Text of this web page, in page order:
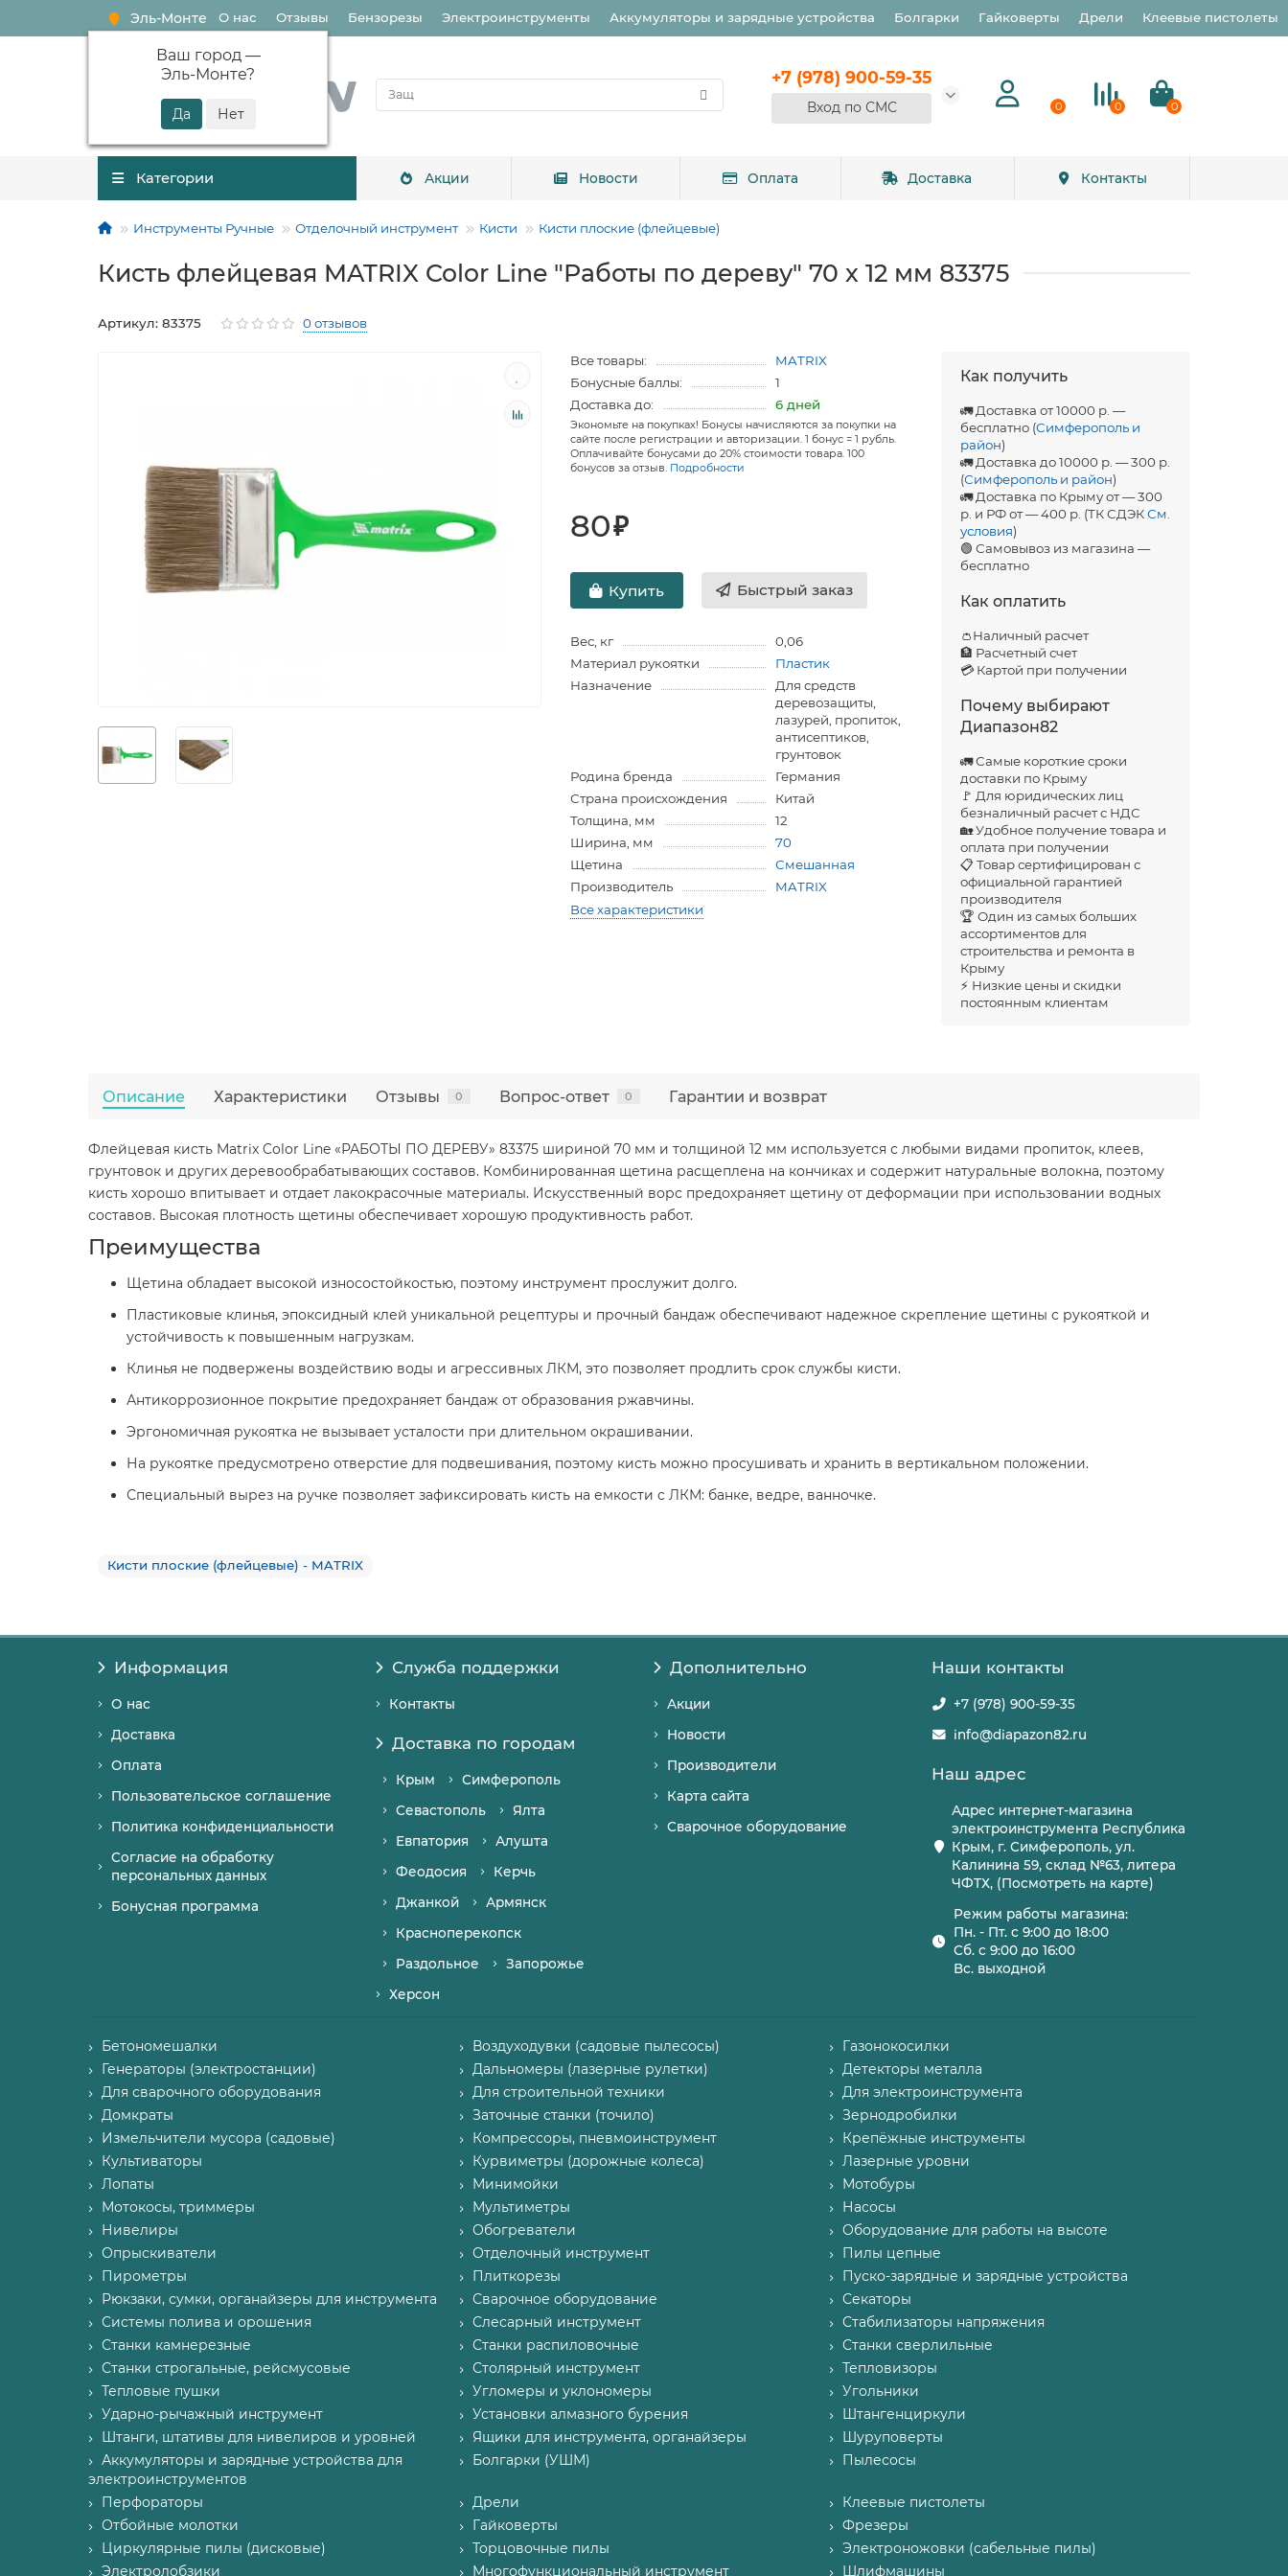
Эль-Монте
Ваш город —
Эль-Монте?
О нас Отзывы Бензорезы Электроинструменты Аккумуляторы и зарядные устройства Болгарки Гайковерты Дрели Клеевые пистолеты
+7 (978) 900-59-35
Вход по СМС 0 0 0
Категории Акции Новости Оплата Доставка Контакты
Инструменты Ручные Отделочный инструмент Кисти Кисти плоские (флейцевые)
Кисть флейцевая MATRIX Color Line "Работы по дереву" 70 х 12 мм 83375
Артикул: 83375 0 отзывов
Все товары:
MATRIX
Бонусные баллы:
1
Доставка до:
6 дней
Экономьте на покупках! Бонусы начисляются за покупки на
сайте после регистрации и авторизации. 1 бонус = 1 рубль.
Оплачивайте бонусами до 20% стоимости товара. 100
бонусов за отзыв. Подробности
80₽
Купить Быстрый заказ
Вес, кг
0,06
Материал рукоятки
Пластик
Назначение
Для средств
деревозащиты,
лазурей, пропиток,
антисептиков,
грунтовок
Родина бренда
Германия
Страна происхождения
Китай
Толщина, мм
12
Ширина, мм
70
Щетина
Смешанная
Производитель
MATRIX
Все характеристики
Как получить
🚛 Доставка от 10000 р. —
бесплатно (Симферополь и
район)
🚛 Доставка до 10000 р. — 300 р.
(Симферополь и район)
🚛 Доставка по Крыму от — 300
р. и РФ от — 400 р. (ТК СДЭКСм.
условия)
🟢 Самовывоз из магазина —
бесплатно
Как оплатить
👛Наличный расчет
🏦 Расчетный счет
💳 Картой при получении
Почему выбирают
Диапазон82
🚛 Самые короткие сроки
доставки по Крыму
🚩 Для юридических лиц
безналичный расчет с НДС
🏡 Удобное получение товара и
оплата при получении
📋 Товар сертифицирован с
официальной гарантией
производителя
🏆 Один из самых больших
ассортиментов для
строительства и ремонта в
Крыму
⚡ Низкие цены и скидки
постоянным клиентам
Описание Характеристики Отзывы 0 Вопрос-ответ 0 Гарантии и возврат
Флейцевая кисть Matrix Color Line «РАБОТЫ ПО ДЕРЕВУ» 83375 шириной 70 мм и толщиной 12 мм используется с любыми видами пропиток, клеев,
грунтовок и других деревообрабатывающих составов. Комбинированная щетина расщеплена на кончиках и содержит натуральные волокна, поэтому
кисть хорошо впитывает и отдает лакокрасочные материалы. Искусственный ворс предохраняет щетину от деформации при использовании водных
составов. Высокая плотность щетины обеспечивает хорошую продуктивность работ.
Преимущества
Щетина обладает высокой износостойкостью, поэтому инструмент прослужит долго.
Пластиковые клинья, эпоксидный клей уникальной рецептуры и прочный бандаж обеспечивают надежное скрепление щетины с рукояткой и
устойчивость к повышенным нагрузкам.
Клинья не подвержены воздействию воды и агрессивных ЛКМ, это позволяет продлить срок службы кисти.
Антикоррозионное покрытие предохраняет бандаж от образования ржавчины.
Эргономичная рукоятка не вызывает усталости при длительном окрашивании.
На рукоятке предусмотрено отверстие для подвешивания, поэтому кисть можно просушивать и хранить в вертикальном положении.
Специальный вырез на ручке позволяет зафиксировать кисть на емкости с ЛКМ: банке, ведре, ванночке.
Кисти плоские (флейцевые) - MATRIX
Информация
О нас
Доставка
Оплата
Пользовательское соглашение
Политика конфиденциальности
Согласие на обработку
персональных данных
Бонусная программа
Служба поддержки
Контакты
Доставка по городам
Крым
Симферополь
Севастополь
Ялта
Евпатория
Алушта
Феодосия
Керчь
Джанкой
Армянск
Красноперекопск
Раздольное
Запорожье
Херсон
Дополнительно
Акции
Новости
Производители
Карта сайта
Сварочное оборудование
Наши контакты
+7 (978) 900-59-35
info@diapazon82.ru
Наш адрес
Адрес интернет-магазина
электроинструмента Республика
Крым, г. Симферополь, ул.
Калинина 59, склад №63, литера
ЧФТХ, (Посмотреть на карте)
Режим работы магазина:
Пн. - Пт. с 9:00 до 18:00
Сб. с 9:00 до 16:00
Вс. выходной
Бетономешалки Воздуходувки (садовые пылесосы)
Газонокосилки
Генераторы (электростанции)
Дальномеры (лазерные рулетки)
Детекторы металла
Для сварочного оборудования
Для строительной техники
Для электроинструмента
Домкраты
Заточные станки (точило)
Зернодробилки
Измельчители мусора (садовые)
Компрессоры, пневмоинструмент
Крепёжные инструменты
Культиваторы
Курвиметры (дорожные колеса)
Лазерные уровни
Лопаты
Минимойки
Мотобуры
Мотокосы, триммеры
Мультиметры
Насосы
Нивелиры
Обогреватели
Оборудование для работы на высоте
Опрыскиватели
Отделочный инструмент
Пилы цепные
Пирометры
Плиткорезы
Пуско-зарядные и зарядные устройства
Рюкзаки, сумки, органайзеры для инструмента
Сварочное оборудование
Секаторы
Системы полива и орошения
Слесарный инструмент
Стабилизаторы напряжения
Станки камнерезные
Станки распиловочные
Станки сверлильные
Станки строгальные, рейсмусовые
Столярный инструмент
Тепловизоры
Тепловые пушки
Угломеры и уклономеры
Угольники
Ударно-рычажный инструмент
Установки алмазного бурения
Штангенциркули
Штанги, штативы для нивелиров и уровней
Ящики для инструмента, органайзеры
Шуруповерты
Аккумуляторы и зарядные устройства для
электроинструментов
Болгарки (УШМ) Пылесосы
Перфораторы Дрели
Клеевые пистолеты
Отбойные молотки
Гайковерты
Фрезеры
Циркулярные пилы (дисковые)
Торцовочные пилы
Электроножовки (сабельные пилы)
Электролобзики
Многофункциональный инструмент Шлифмашины